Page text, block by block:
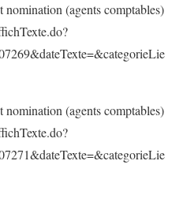
(agents comptables)
(agents comptables)